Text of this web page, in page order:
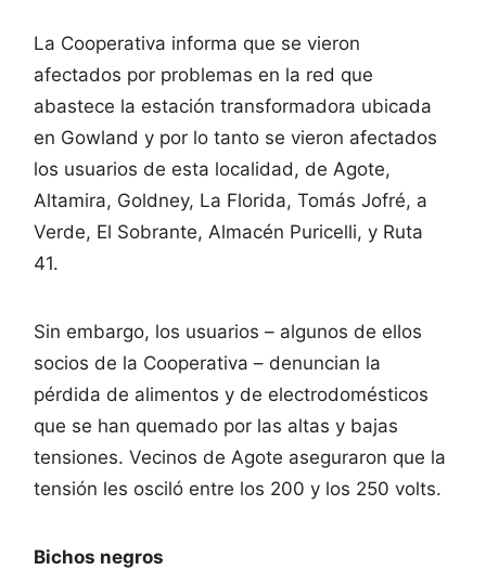
La Cooperativa informa que se vieron
afectados por problemas en la red que
abastece la estación transformadora ubicada
en Gowland y por lo tanto se vieron afectados
los usuarios de esta localidad, de Agote,
Altamira, Goldney, La Florida, Tomás Jofré, a
Verde, El Sobrante, Almacén Puricelli, y Ruta
41.
Sin embargo, los usuarios – algunos de ellos
socios de la Cooperativa – denuncian la
pérdida de alimentos y de electrodomésticos
que se han quemado por las altas y bajas
tensiones. Vecinos de Agote aseguraron que la
tensión les osciló entre los 200 y los 250 volts.
Bichos negros